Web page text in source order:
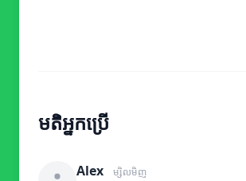
មតិអ្នកប្រើ
Alex ម្សិលមិញ